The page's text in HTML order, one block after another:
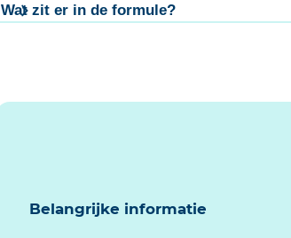
Wat zit er in de formule?
Belangrijke informatie